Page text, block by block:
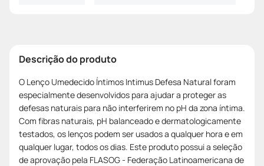
Descrição do produto
O Lenço Umedecido Íntimos Intimus Defesa Natural foram
especialmente desenvolvidos para ajudar a proteger as
defesas naturais para não interferirem no pH da zona íntima.
Com fibras naturais, pH balanceado e dermatologicamente
testados, os lenços podem ser usados a qualquer hora e em
qualquer lugar, todos os dias. Este produto possui a seleção
de aprovação pela FLASOG - Federação Latinoamericana de